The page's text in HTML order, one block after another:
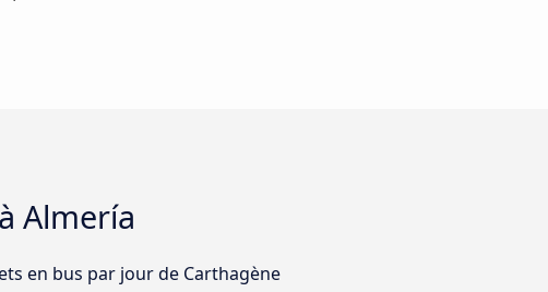
Almería
en bus par jour de Carthagène